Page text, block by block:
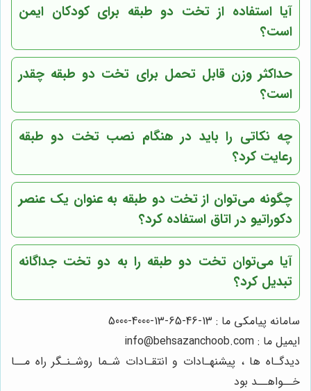
آیا استفاده از تخت دو طبقه برای کودکان ایمن
است؟
حداکثر وزن قابل تحمل برای تخت دو طبقه چقدر
است؟
چه نکاتی را باید در هنگام نصب تخت دو طبقه
رعایت کرد؟
چگونه می‌توان از تخت دو طبقه به عنوان یک عنصر
دکوراتیو در اتاق استفاده کرد؟
آیا می‌توان تخت دو طبقه را به دو تخت جداگانه
تبدیل کرد؟
سامانه پیامکی ما : 13-46-65-13-4000-5000
ایمیل ما : info@behsazanchoob.com
دیدگـاه ها ، پیشنهـادات و انتقـادات شـما روشـنـگر راه مــا
خــواهــد بود